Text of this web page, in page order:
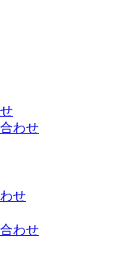
わせ
せ
わせ
合わせ
・ お問い合わせ
するお問い合わ
・ 購入後に関す
るお問い合わせ